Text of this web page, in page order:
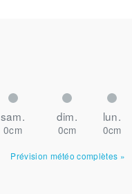
sam. dim. lun.
0cm 0cm
0cm
Prévision météo complètes »